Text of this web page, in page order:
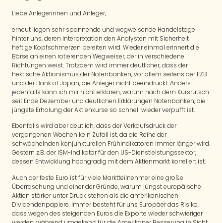
Liebe Anlegerinnen und Anleger,
erneut liegen sehr spannende und wegweisende Handelstage
hinter uns, deren Interpretation den Analysten mit Sicherheit
heftige Kopfschmerzen bereiten wird. Wieder einmal erinnert die
Börse an einen rotierenden Wegweiser, der in verschiedene
Richtungen weist. Trotzdem wird immer deutlicher, dass der
hektische Aktionismus der Notenbanken, vor allem seitens der EZB
und der Bank of Japan, die Anleger nicht beeindruckt. Anders
jedenfalls kann ich mir nicht erklären, warum nach dem Kursrutsch
seit Ende Dezember und deutlichen Erklärungen Notenbanken, die
jüngste Erholung der Aktienkurse so schnell wieder verpufft ist.
Ebenfalls wird aber deutlich, dass der Verkaufsdruck der
vergangenen Wochen kein Zufall ist, da die Reihe der
schwächelnden konjunkturellen Frühindikatoren immer länger wird.
Gestern z.B. der ISM-Indikator für den US-Dienstleistungssektor,
dessen Entwicklung hochgradig mit dem Aktienmarkt korreliert ist.
Auch der feste Euro ist für viele Marktteilnehmer eine große
Überraschung und einer der Gründe, warum jüngst europäische
Aktien stärker unter Druck stehen als die amerikanischen
Dividendenpapiere. Immer besteht für uns Europäer das Risiko,
dass wegen des steigenden Euros die Exporte wieder schwieriger